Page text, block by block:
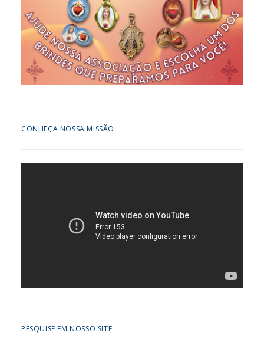
CONHEÇA NOSSA MISSÃO:
PESQUISE EM NOSSO SITE: